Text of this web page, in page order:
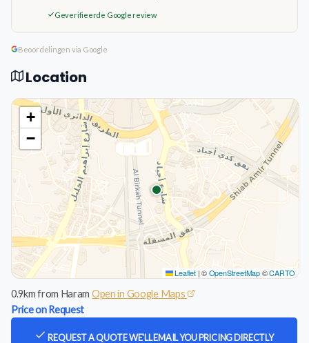
Geverifieerde Google review
Beoordelingen via Google
Location
+
−
Leaflet |©OpenStreetMap©CARTO
0.9km from Haram Open in Google Maps
Price on Request
REQUEST A QUOTEWE'LL EMAIL YOU PRICING DIRECTLY